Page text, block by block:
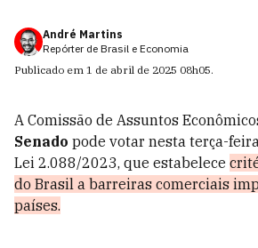
André Martins
Repórter de Brasil e Economia
Publicado em 1 de abril de 2025 08h05.
A Comissão de Assuntos
Senado pode votar nesta terça-
Lei 2.088/2023, que estabelece
do Brasil a barreiras comerciais
países.